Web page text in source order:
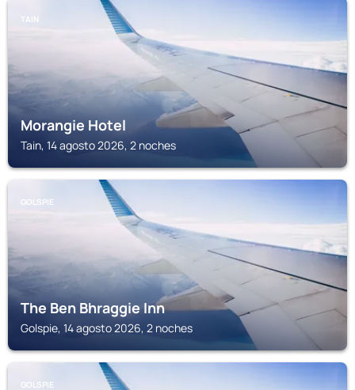
TAIN
Morangie Hotel
Tain, 14 agosto 2026, 2 noches
GOLSPIE
The Ben Bhraggie Inn
Golspie, 14 agosto 2026, 2 noches
GOLSPIE